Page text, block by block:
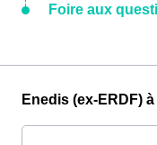
Foire aux
Enedis (ex-ERDF)